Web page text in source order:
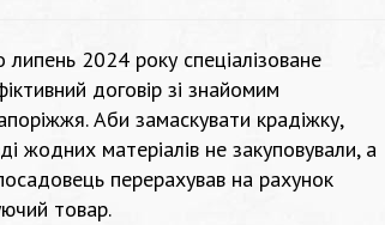
2024 року спеціалізоване
договір зі знайомим
Аби замаскувати крадіжку,
жодних матеріалів не закуповували, а
перерахував на рахунок
товар.